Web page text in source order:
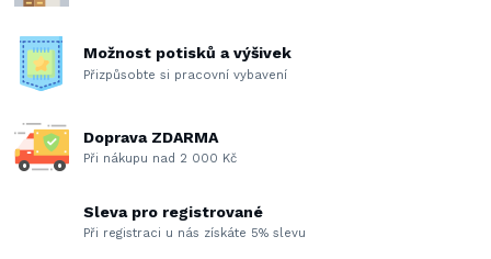
Možnost potisků a výšivek
Přizpůsobte si pracovní vybavení
Doprava ZDARMA
Při nákupu nad 2 000 Kč
Sleva pro registrované
Při registraci u nás získáte 5% slevu